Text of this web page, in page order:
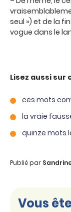
seul ») et de la
vogue dans le
Lisez aussi sur
ces mots
la vraie
quinze mots
Publié par
Vous